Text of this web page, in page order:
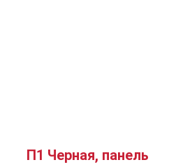
П1 Черная, панель